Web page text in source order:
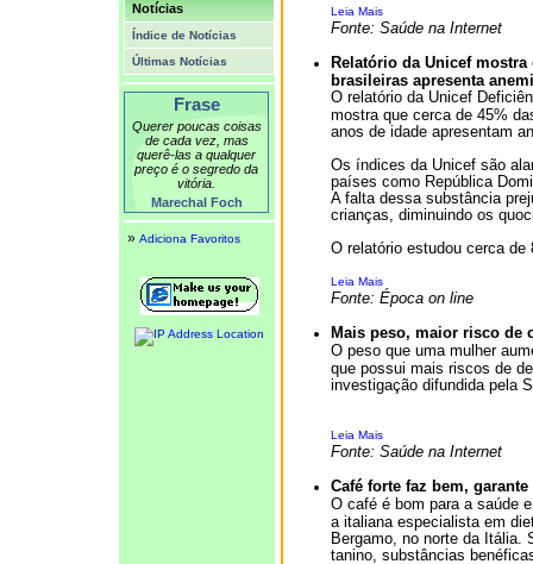
Notícias
Índice de Notícias
Últimas Notícias
Frase
Querer poucas coisas
de cada vez, mas
querê-las a qualquer
preço é o segredo da
vitória.
Marechal Foch
» Adiciona Favoritos
Leia Mais
Fonte: Saúde na Internet
Relatório da Unicef
brasileiras apresenta
O relatório da Unicef
mostra que cerca de 45%
anos de idade apresentam
Os índices da Unicef são
países como República
A falta dessa substância
crianças, diminuindo os
O relatório estudou cerca de
Leia Mais
Fonte: Época on line
Mais peso, maior risco de
O peso que uma mulher
que possui mais riscos de
investigação difundida pela
Leia Mais
Fonte: Saúde na Internet
Café forte faz bem,
O café é bom para a saúde
a italiana especialista em
Bergamo, no norte da Itália.
tanino, substâncias